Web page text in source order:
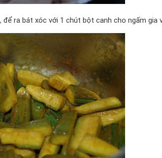
để ra bát xóc với 1 chút bột canh cho ngấm gia